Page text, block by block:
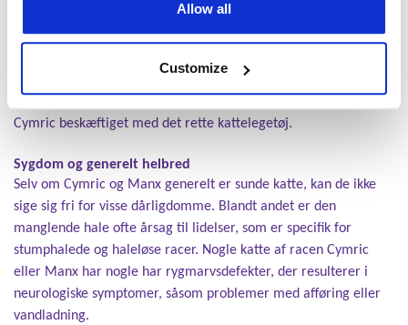
Allow all
Customize
Cymric ønsker din opmærksomhed. Det vil den nemlig gøre dig
opmærksom på gennem trillende mjaven og andre søde lyde.
intelligente, og kan få timer til at gå med lege og spil som
Cymric beskæftiget med det rette kattelegetøj.
Sygdom og generelt helbred
Selv om Cymric og Manx generelt er sunde katte, kan de ikke
sige sig fri for visse dårligdomme. Blandt andet er den
manglende hale ofte årsag til lidelser, som er specifik for
stumphalede og haleløse racer. Nogle katte af racen Cymric
eller Manx har nogle har rygmarvsdefekter, der resulterer i
neurologiske symptomer, såsom problemer med afføring eller
vandladning.